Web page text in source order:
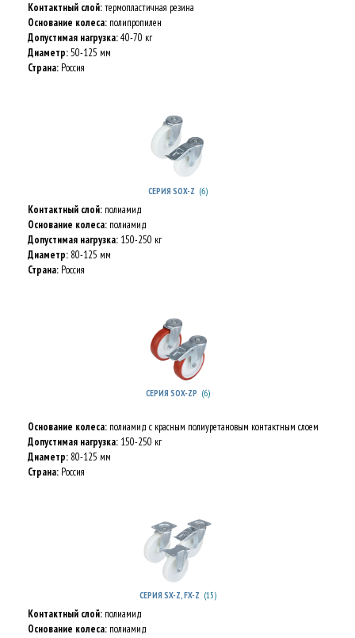
Контактный слой:термопластичная резина
Основание колеса: полипропилен
Допустимая нагрузка:40-70 кг
Диаметр:50-125 мм
Страна: Россия
СЕРИЯ SOX-Z (6)
Контактный слой: полиамид
Основание колеса: полиамид
Допустимая нагрузка: 150-250 кг
Диаметр: 80-125 мм
Страна: Россия
СЕРИЯ SOX-ZP (6)
Основание колеса: полиамид c красным полиуретановым контактным слоем
Допустимая нагрузка: 150-250 кг
Диаметр: 80-125 мм
Страна: Россия
СЕРИЯ SX-Z, FX-Z (15)
Контактный слой: полиамид
Основание колеса: полиамид